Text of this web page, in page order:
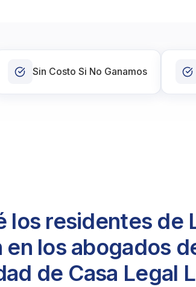
Sin Costo Si No Ganamos
los residentes de
los abogados
de Casa Legal